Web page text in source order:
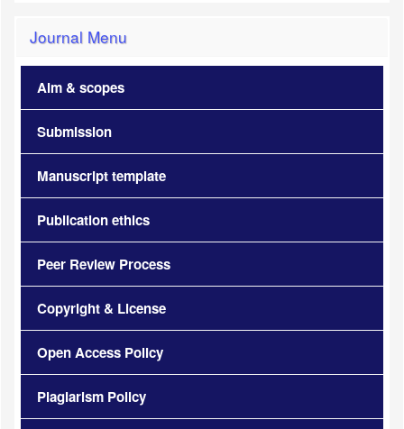
Journal Menu
Aim & scopes
Submission
Manuscript template
Publication ethics
Peer Review Process
Copyright & License
Open Access Policy
Plagiarism Policy